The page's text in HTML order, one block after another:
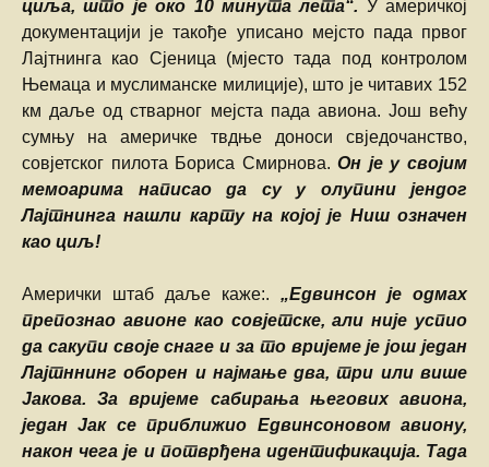
циља, што је око 10 минута лета“. У америчкој
документацији је такође уписано мејсто пада првог
Лајтнинга као Сјеница (мјесто тада под контролом
Њемаца и муслиманске милиције), што је читавих 152
км даље од стварног мејста пада авиона. Још већу
сумњу на америчке твдње доноси свједочанство,
совјетског пилота Бориса Смирнова.Он је у својим
мемоарима написао да су у олупини јендог
Лајтнинга нашли карту на којој је Ниш означен
као циљ!
Амерички штаб даље каже:. „Едвинсон је одмах
препознао авионе као совјетске, али није успио
да сакупи своје снаге и за то вријеме је још један
Лајтннинг оборен и најмање два, три или више
Јакова. За вријеме сабирања његових авиона,
један Јак се приближио Едвинсоновом авиону,
након чега је и потврђена идентификација. Тада